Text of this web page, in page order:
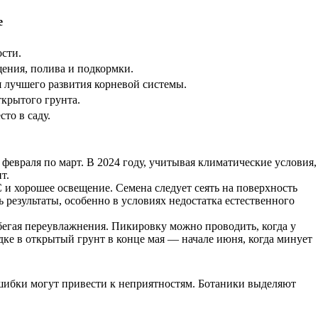
полива и подкормки.
развития корневой системы.
грунта.
в саду.
по март. В 2024 году, учитывая климатические условия,
хорошее освещение. Семена следует сеять на поверхность
особенно в условиях недостатка естественного
переувлажнения. Пикировку можно проводить, когда у
в открытый грунт в конце мая — начале июня, когда минует
могут привести к неприятностям. Ботаники выделяют